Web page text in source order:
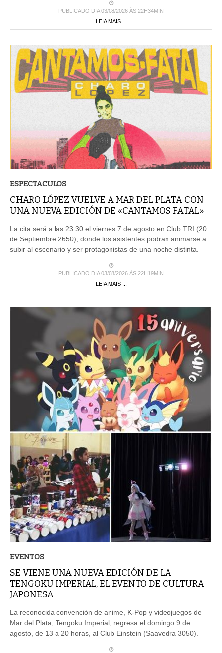
PUBLICADO DIA 03/08/2026 ÀS 22H34MIN
LEIA MAIS ...
ESPECTACULOS
CHARO LÓPEZ VUELVE A MAR DEL PLATA CON
UNA NUEVA EDICIÓN DE «CANTAMOS FATAL»
La cita será a las 23.30 el viernes 7 de agosto en Club TRI (20
de Septiembre 2650), donde los asistentes podrán animarse a
subir al escenario y ser protagonistas de una noche distinta.
PUBLICADO DIA 03/08/2026 ÀS 22H19MIN
LEIA MAIS ...
EVENTOS
SE VIENE UNA NUEVA EDICIÓN DE LA
TENGOKU IMPERIAL, EL EVENTO DE CULTURA
JAPONESA
La reconocida convención de anime, K-Pop y videojuegos de
Mar del Plata, Tengoku Imperial, regresa el domingo 9 de
agosto, de 13 a 20 horas, al Club Einstein (Saavedra 3050).